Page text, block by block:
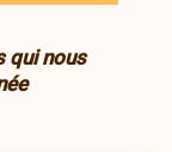
qui nous